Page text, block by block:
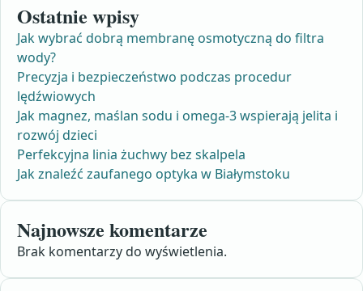
Ostatnie wpisy
Jak wybrać dobrą membranę osmotyczną do filtra
wody?
Precyzja i bezpieczeństwo podczas procedur
lędźwiowych
Jak magnez, maślan sodu i omega-3 wspierają jelita i
rozwój dzieci
Perfekcyjna linia żuchwy bez skalpela
Jak znaleźć zaufanego optyka w Białymstoku
Najnowsze komentarze
Brak komentarzy do wyświetlenia.